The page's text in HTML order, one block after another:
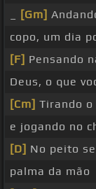
[Gm]
copo, um dia
[F] Pensando
Deus, o que
[Cm] Tirando o
e jogando no
[D] No peito
palma da mão